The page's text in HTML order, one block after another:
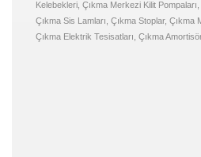
Kelebekleri, Çıkma Merkezi Kilit
Çıkma Sis Lamları, Çıkma Stoplar, Çıkma
Çıkma Elektrik Tesisatları, Çıkma